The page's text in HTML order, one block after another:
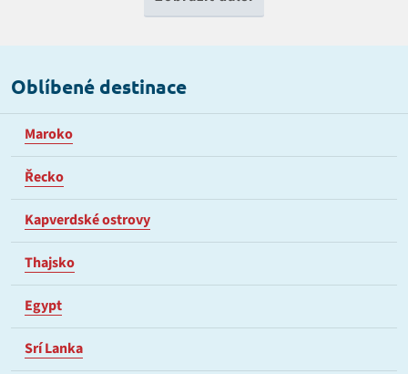
Oblíbené destinace
Maroko
Řecko
Kapverdské ostrovy
Thajsko
Egypt
Srí Lanka